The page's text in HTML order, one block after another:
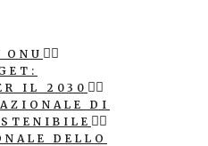
IL 2030
DI
DELLO